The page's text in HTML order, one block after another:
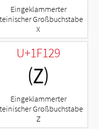
Eingeklammerter
Großbuchstabe
X
U+1F129
🄩
Eingeklammerter
Großbuchstabe
Z